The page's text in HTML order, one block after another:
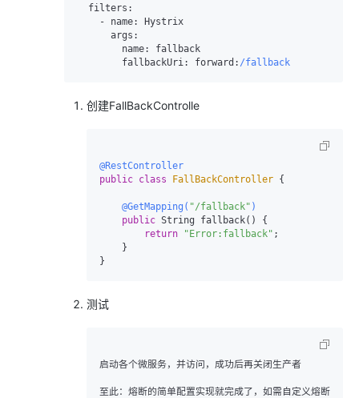
filters:
-
name:
Hystrix
args:
name:
fallback
fallbackUri:
forward: /fallback
创建FallBackControlle
@RestController
public class FallBackController {
@GetMapping( "/fallback" )
public String fallback() {
return
"Error:fallback" ;
测试
启动各个微服务，并访问，成功后再关闭生产者
至此：熔断的简单配置实现就完成了，如需自定义熔断